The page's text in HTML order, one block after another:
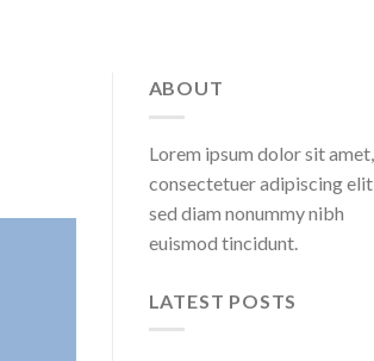
ABOUT
Lorem ipsum dolor sit amet,
consectetuer adipiscing elit,
sed diam nonummy nibh
euismod tincidunt.
LATEST POSTS